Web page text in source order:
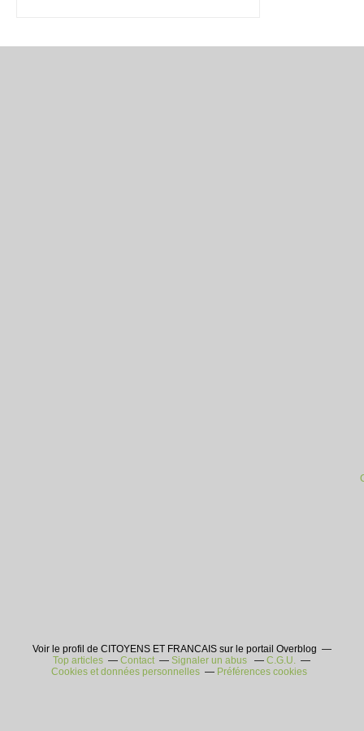
Voir le profil de CITOYENS ET FRANCAIS sur le portail Overblog
Top articles
Contact Signaler un abus
C.G.U.
Cookies et données personnelles
Préférences cookies